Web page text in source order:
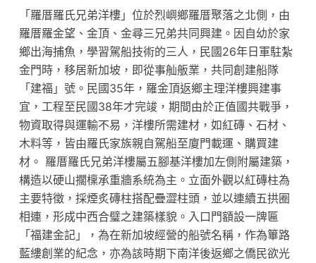
「羅厝羅氏兄弟洋樓」位於烈嶼鄉羅厝聚落之北側，由
羅厝羅金望、金頂、金尋三兄弟共同興建。因自幼於家
鄉出海捕魚，學習駕船技術的三人，民國26年日軍駐紮
金門時，移居新加坡，即從事舢舨業，共同創建船隊
「建福」號。民國35年，羅金頂返鄉主理洋樓興建事
宜，工程至民國38年才完竣，期間由於正值國共戰爭，
物資取得與運輸不易，洋樓所需建材，如紅磚、石材、
木料等，皆由羅氏家族親自駕船至廈門載運、購買建
材。 羅厝羅氏兄弟洋樓屬五腳基洋樓加左側附屬建築，
構造以硬山擱檁承重牆系統為主。立面外觀以紅磚柱為
主要特徵，採煙炙磚柱搭配疊澀柱頭，並以連續五拱圈
相連，形成中西合璧之建築樣貌。入口門額設一牌匾
「福建金記」，為在新加坡經營的船號名稱，作為篳路
藍縷創業的紀念，亦為該時期下南洋後返鄉之僑民欲光